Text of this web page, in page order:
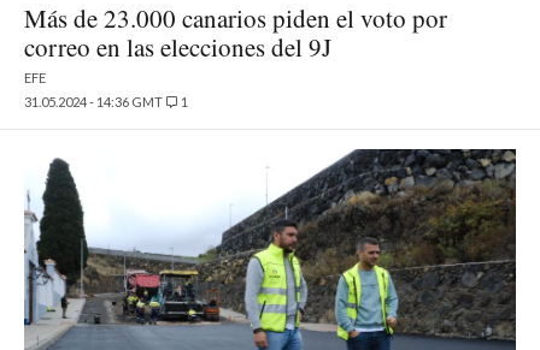
Más de 23.000 canarios piden el voto por
correo en las elecciones del 9J
EFE
31.05.2024 - 14:36 GMT
1